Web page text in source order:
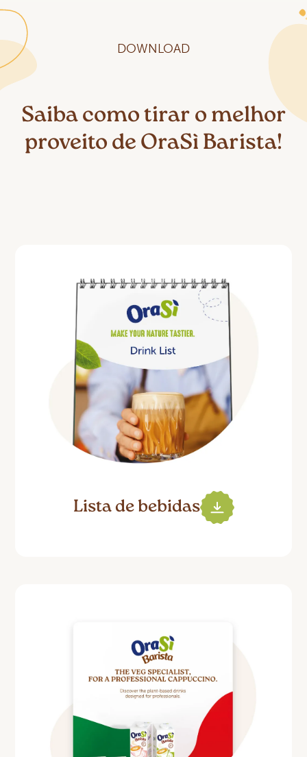
DOWNLOAD
Saiba como tirar o melhor
proveito de OraSì Barista!
Lista de bebidas